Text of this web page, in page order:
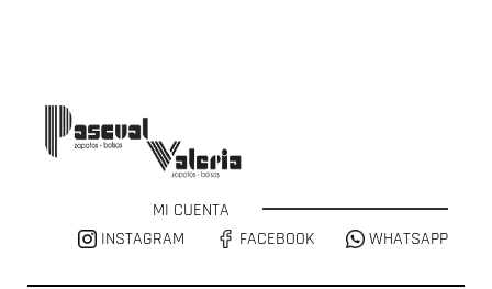
MI CUENTA
INSTAGRAM
FACEBOOK WHATSAPP